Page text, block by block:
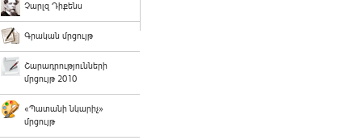
Չարլզ Դիքենս
Գրական մրցույթ
Շարադրությունների
մրցույթ 2010
«Պատանի նկարիչ»
մրցույթ